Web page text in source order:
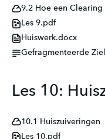
9.2 Hoe een Clearing
Les 9.pdf
Huiswerk.docx
Gefragmenteerde
Les 10:
10.1 Huiszuiveringen
Les 10.pdf